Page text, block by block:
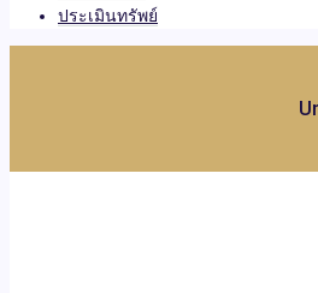
ประเมินทรัพย์